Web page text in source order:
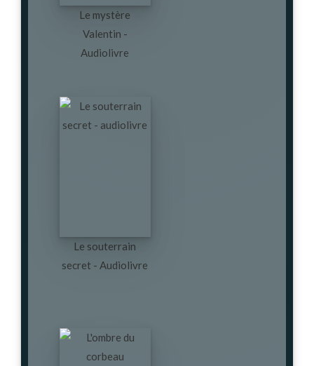
Le mystère
Valentin -
Audiolivre
Le souterrain
secret - Audiolivre